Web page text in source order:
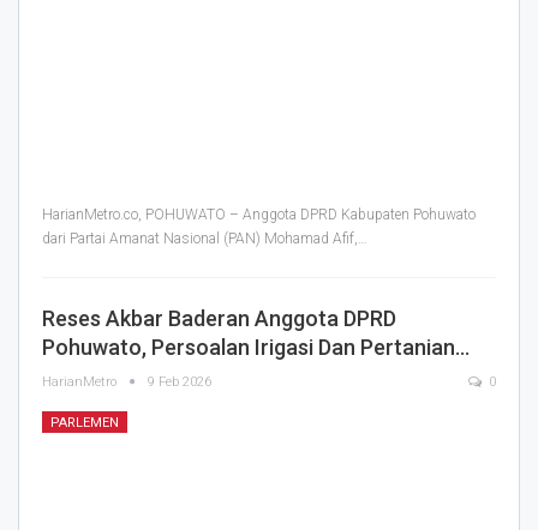
HarianMetro.co, POHUWATO – Anggota DPRD Kabupaten Pohuwato
dari Partai Amanat Nasional (PAN) Mohamad Afif,…
Reses Akbar Baderan Anggota DPRD
Pohuwato, Persoalan Irigasi Dan Pertanian…
HarianMetro 9 Feb 2026 0
PARLEMEN